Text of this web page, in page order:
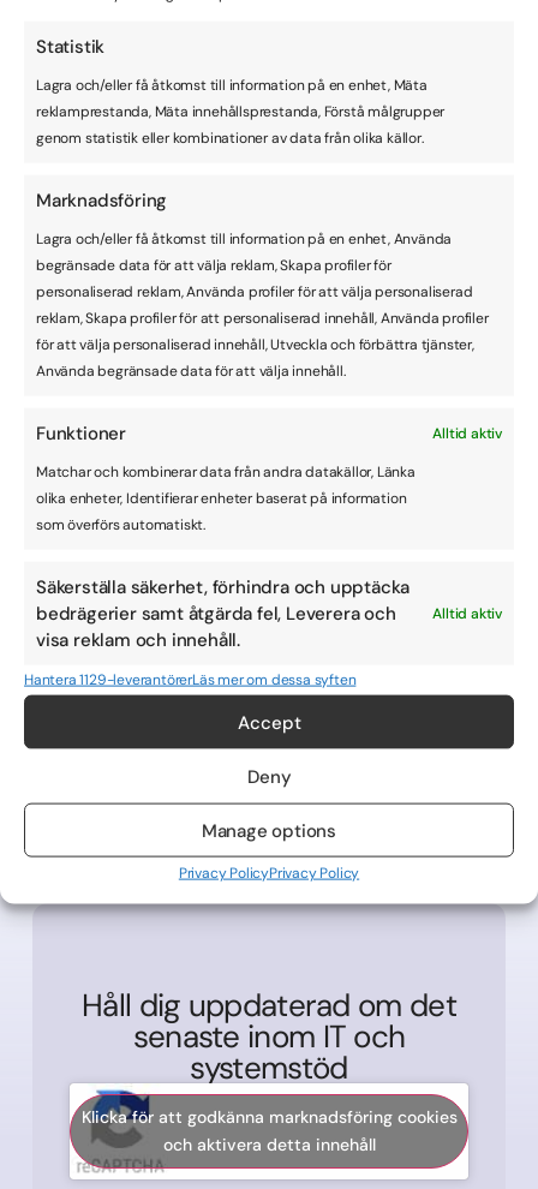
Statistik
Lagra och/eller få åtkomst till information på en enhet, Mäta
reklamprestanda, Mäta innehållsprestanda, Förstå målgrupper
genom statistik eller kombinationer av data från olika källor.
Marknadsföring
Lagra och/eller få åtkomst till information på en enhet, Använda
begränsade data för att välja reklam, Skapa profiler för
personaliserad reklam, Använda profiler för att välja personaliserad
reklam, Skapa profiler för att personaliserad innehåll, Använda profiler
för att välja personaliserad innehåll, Utveckla och förbättra tjänster,
Använda begränsade data för att välja innehåll.
Funktioner
Alltid aktiv
Matchar och kombinerar data från andra datakällor, Länka
olika enheter, Identifierar enheter baserat på information
som överförs automatiskt.
Säkerställa säkerhet, förhindra och upptäcka
bedrägerier samt åtgärda fel, Leverera och
visa reklam och innehåll.
Alltid aktiv
Hantera 1129-leverantörerLäs mer om dessa syften
Accept
Deny
Manage options
Privacy PolicyPrivacy Policy
molnlandskap kan bli sårbart. För att stärka resiliensen
behöver organisationer väga in tillgänglighet,
datasuveränitet och regelefterlevnad, inte bara pris och
får ni en stabil och spårbar lösning med tydlig kontroll
över drift, säkerhet och data.
Boka demo
Kontakta oss
DELA POST
Håll dig uppdaterad om det
senaste inom IT och
systemstöd
Klicka för att godkänna marknadsföring cookies
och aktivera detta innehåll